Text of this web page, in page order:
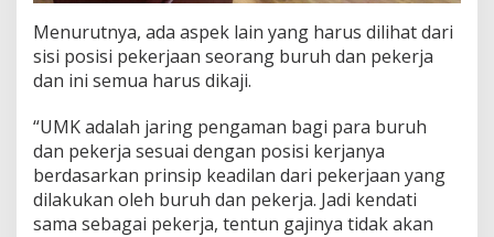
Menurutnya, ada aspek lain yang harus dilihat dari
sisi posisi pekerjaan seorang buruh dan pekerja
dan ini semua harus dikaji.
“UMK adalah jaring pengaman bagi para buruh
dan pekerja sesuai dengan posisi kerjanya
berdasarkan prinsip keadilan dari pekerjaan yang
dilakukan oleh buruh dan pekerja. Jadi kendati
sama sebagai pekerja, tentun gajinya tidak akan